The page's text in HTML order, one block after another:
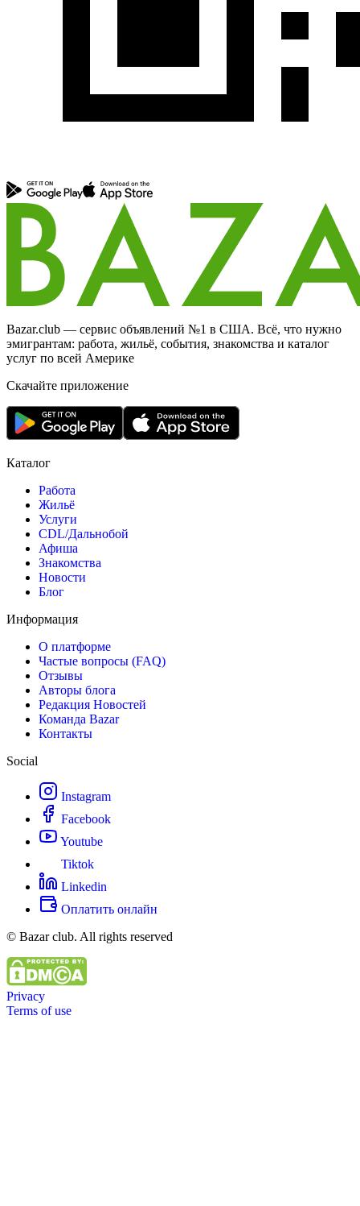
Bazar.club — сервис объявлений №1 в США. Всё, что нужно
эмигрантам: работа, жильё, события, знакомства и каталог
услуг по всей Америке
Скачайте приложение
Каталог
Работа
Жильё
Услуги
CDL/Дальнобой
Афиша
Знакомства
Новости
Блог
Информация
О платформе
Частые вопросы (FAQ)
Отзывы
Авторы блога
Редакция Новостей
Команда Bazar
Контакты
Social
Instagram
Facebook
Youtube
Tiktok
Linkedin
Оплатить онлайн
© Bazar club. All rights reserved
Privacy
Terms of use